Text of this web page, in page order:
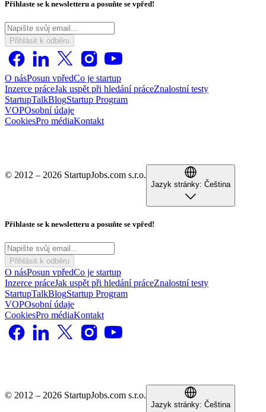
Přihlaste se k newsletteru a posuňte se vpřed!
Přihlásit k odběru
O násPosun vpředCo je startup
Inzerce práceJak uspět při hledání práceZnalostní testy
StartupTalkBlogStartup Program
VOPOsobní údaje
CookiesPro médiaKontakt
© 2012 – 2026 StartupJobs.com s.r.o.
Jazyk stránky: Čeština
Přihlaste se k newsletteru a posuňte se vpřed!
Přihlásit k odběru
O násPosun vpředCo je startup
Inzerce práceJak uspět při hledání práceZnalostní testy
StartupTalkBlogStartup Program
VOPOsobní údaje
CookiesPro médiaKontakt
© 2012 – 2026 StartupJobs.com s.r.o.
Jazyk stránky: Čeština